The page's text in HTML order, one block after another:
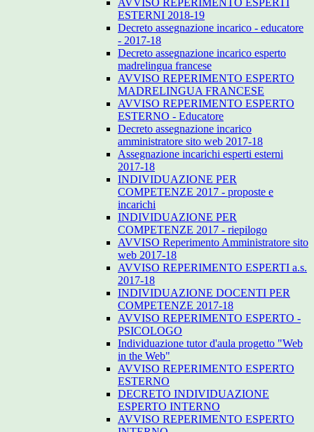
AVVISO REPERIMENTO ESPERTI
ESTERNI 2018-19
Decreto assegnazione incarico - educatore
- 2017-18
Decreto assegnazione incarico esperto
madrelingua francese
AVVISO REPERIMENTO ESPERTO
MADRELINGUA FRANCESE
AVVISO REPERIMENTO ESPERTO
ESTERNO - Educatore
Decreto assegnazione incarico
amministratore sito web 2017-18
Assegnazione incarichi esperti esterni
2017-18
INDIVIDUAZIONE PER
COMPETENZE 2017 - proposte e
incarichi
INDIVIDUAZIONE PER
COMPETENZE 2017 - riepilogo
AVVISO Reperimento Amministratore sito
web 2017-18
AVVISO REPERIMENTO ESPERTI a.s.
2017-18
INDIVIDUAZIONE DOCENTI PER
COMPETENZE 2017-18
AVVISO REPERIMENTO ESPERTO -
PSICOLOGO
Individuazione tutor d'aula progetto "Web
in the Web"
AVVISO REPERIMENTO ESPERTO
ESTERNO
DECRETO INDIVIDUAZIONE
ESPERTO INTERNO
AVVISO REPERIMENTO ESPERTO